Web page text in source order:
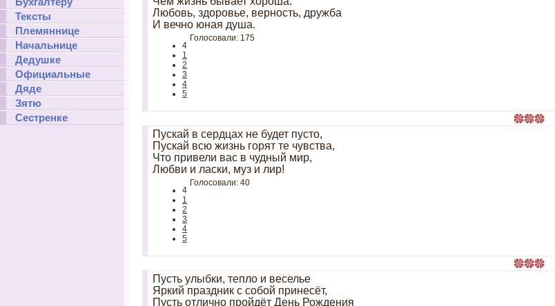
Тексты
Племяннице
Начальнице
Дедушке
Официальные
Дяде
Зятю
Сестренке
Любовь, здоровье, верность, дружба
И вечно юная душа.
4
1
2
3
4
5
Голосовали: 175
Пускай в сердцах не будет пусто,
Пускай всю жизнь горят те чувства,
Что привели вас в чудный мир,
Любви и ласки, муз и лир!
4
1
2
3
4
5
Голосовали: 40
Пусть улыбки, тепло и веселье
Яркий праздник с собой принесёт,
Пусть отлично пройдёт День Рождения